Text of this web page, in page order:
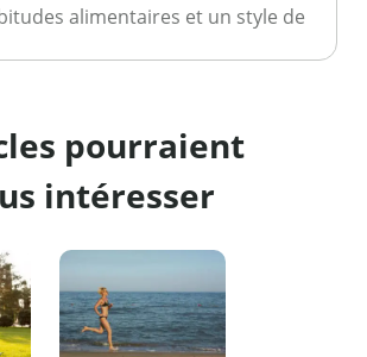
alimentaires et un style de
pourraient
intéresser